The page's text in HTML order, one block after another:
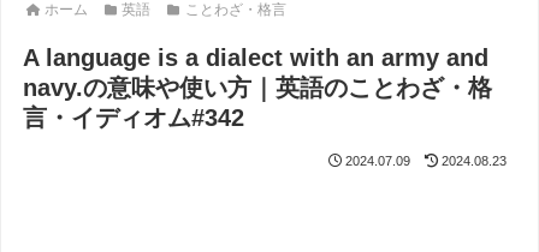
ホーム 英語 ことわざ・格言
A language is a dialect with an army and
navy.の意味や使い方｜英語のことわざ・格
言・イディオム#342
2024.07.09 2024.08.23